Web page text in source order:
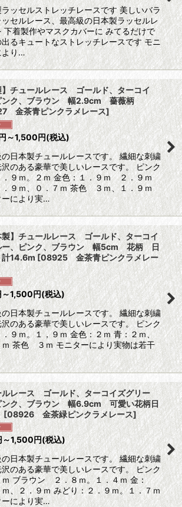
ラッセルストレッチレースです 美しいバラ
セルレース、最高級の日本製ラッセルレ
下着製作やマスクカバーに みてるだけで
出るキュートなストレッチレースです モニ
より…
】チュールレース ゴールド、ターコイ
ンク、ブラウン 幅2.9cm 薔薇柄
金茶青ピンクラメレース]
～1,500円(税込)
日本製チュールレースです。 繊細な刺繍
沢のある豪華で美しいレースです。 ピンク
．９ｍ。２ｍ 金色：１．９ｍ ２．９ｍ
．９ｍ、０．７ｍ 茶色 ３ｍ、１．９ｍ
ーにより実…
製】チュールレース ゴールド、ターコイ
ー、ピンク、ブラウン 幅5cm 花柄 日
14.6m[08925 金茶青ピンクラメレー
～1,500円(税込)
日本製チュールレースです。 繊細な刺繍
のある豪華で美しいレースです。 ピンク
９ｍ。１，９ｍ 金色：２ｍ 青：２ｍ、
ｍ 茶色 ３ｍ モニターにより実物は若干
ルレース ゴールド、ターコイズグリー
ンク、ブラウン 幅6.9cm 可愛い花柄日
[08926 金茶緑ピンクラメレース]
～1,500円(税込)
日本製チュールレースです。 繊細な刺繍
のある豪華で美しいレースです。 ピンク
ｍ ブラウン ２．８ｍ。１．４ｍ 金：
ｍ、２．９ｍ みどり：２．９ｍ。１．７ｍ
ーにより実…